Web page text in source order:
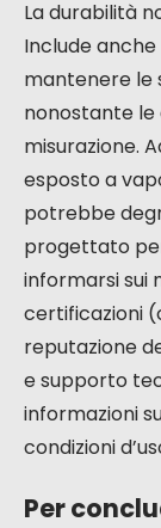
La durabilità
Include
mantenere le
nonostante le
misurazione.
esposto a
potrebbe
progettato
informarsi sui
certificazioni
reputazione
e supporto
informazioni
condizioni
Per